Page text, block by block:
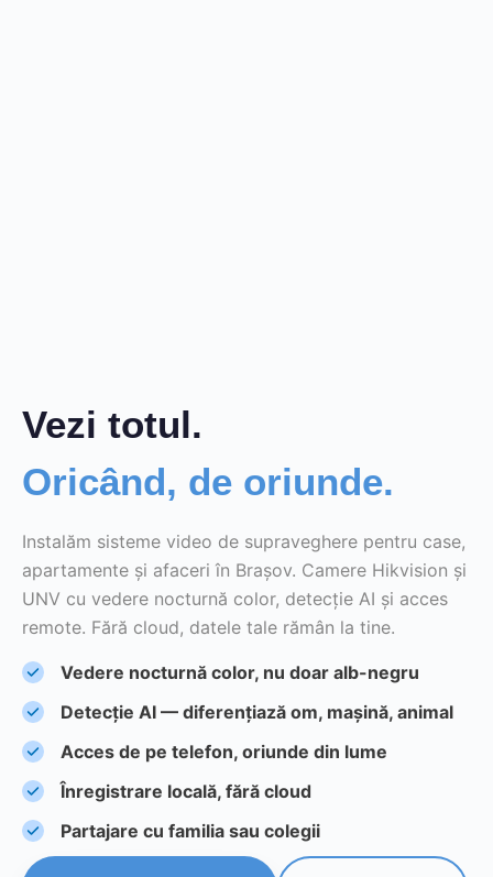
Vezi totul.
Oricând, de oriunde.
Instalăm sisteme video de supraveghere pentru case,
apartamente și afaceri în Brașov. Camere Hikvision și
UNV cu vedere nocturnă color, detecție AI și acces
remote. Fără cloud, datele tale rămân la tine.
Vedere nocturnă color, nu doar alb-negru
Detecție AI — diferențiază om, mașină, animal
Acces de pe telefon, oriunde din lume
Înregistrare locală, fără cloud
Partajare cu familia sau colegii